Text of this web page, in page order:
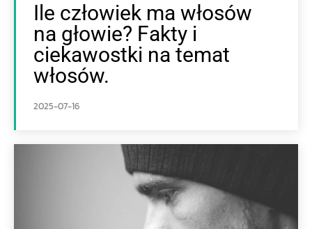
Ile człowiek ma włosów
na głowie? Fakty i
ciekawostki na temat
włosów.
2025-07-16